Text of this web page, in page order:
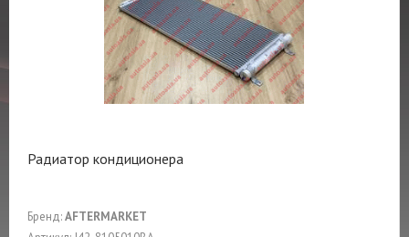
Радиатор кондиционера
Бренд:AFTERMARKET